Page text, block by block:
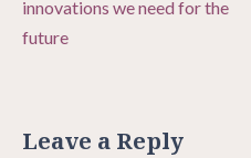
navigation
innovations we need for the
future
Leave a Reply